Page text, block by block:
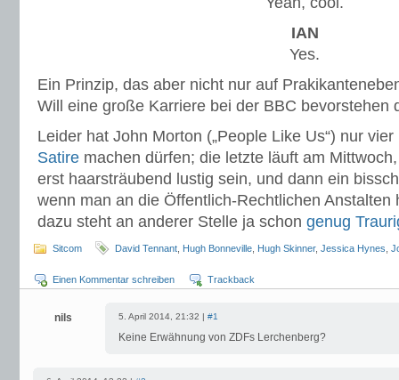
IAN
Yes.
Ein Prinzip, das aber nicht nur auf
Will eine große Karriere bei der BBC bevorstehen
Leider hat John Morton („People Like Us“) nur
Satire machen dürfen; die letzte läuft am
erst haarsträubend lustig sein, und dann ein
wenn man an die Öffentlich-Rechtlichen Anstalten
dazu steht an anderer Stelle ja schon genug
Sitcom David Tennant Hugh Bonneville Hugh Skinner, Jessica Hynes
Einen Kommentar schreiben Trackback
nils 5. April 2014, 21:32 | #1
Keine Erwähnung von ZDFs Lerchenberg?